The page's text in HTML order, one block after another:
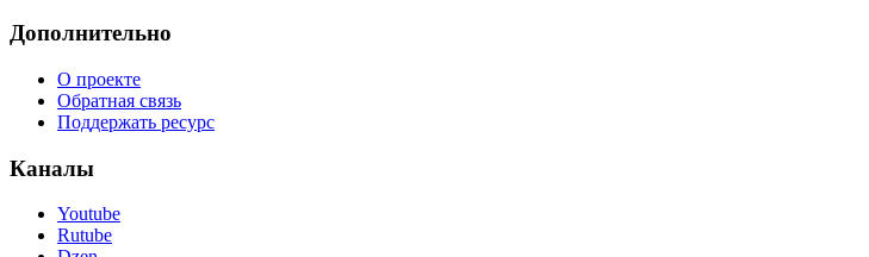
Дополнительно
О проекте
Обратная связь
Поддержать ресурс
Каналы
Youtube
Rutube